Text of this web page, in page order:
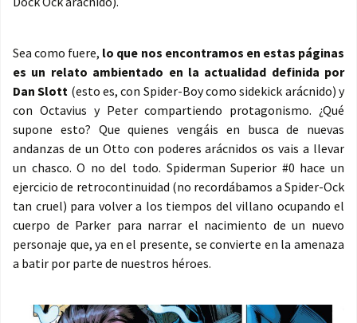
Sea como fuere, lo que nos encontramos en estas páginas
es un relato ambientado en la actualidad definida por
Dan Slott (esto es, con Spider-Boy como sidekick arácnido) y
con Octavius y Peter compartiendo protagonismo. ¿Qué
supone esto? Que quienes vengáis en busca de nuevas
andanzas de un Otto con poderes arácnidos os vais a llevar
un chasco. O no del todo. Spiderman Superior #0 hace un
ejercicio de retrocontinuidad (no recordábamos a Spider-Ock
tan cruel) para volver a los tiempos del villano ocupando el
cuerpo de Parker para narrar el nacimiento de un nuevo
personaje que, ya en el presente, se convierte en la amenaza
a batir por parte de nuestros héroes.